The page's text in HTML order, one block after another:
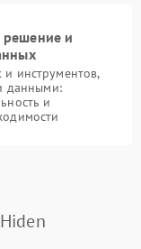
и
инструментов,
данными:
и